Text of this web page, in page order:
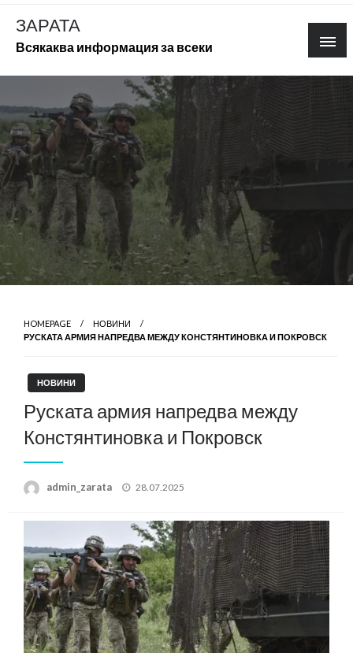
Skip
content
ЗАРАТА
Всякаква информация за всеки
HOMEPAGE
НОВИНИ
РУСКАТА АРМИЯ НАПРЕДВА МЕЖДУ КОНСТЯНТИНОВКА И ПОКРОВСК
НОВИНИ
Руската армия напредва между
Констянтиновка и Покровск
admin_zarata
Posted
28.07.2025